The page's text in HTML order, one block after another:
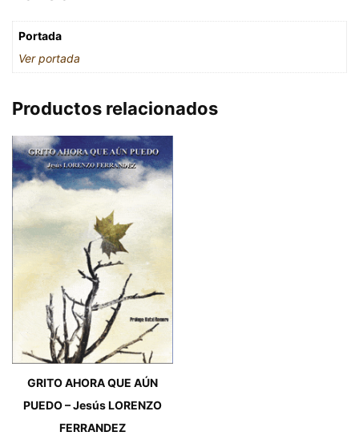
Portada
Ver portada
Productos relacionados
GRITO AHORA QUE AÚN
PUEDO – Jesús LORENZO
FERRANDEZ